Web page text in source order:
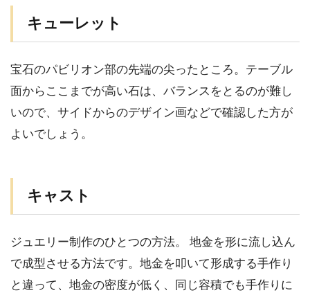
キューレット
宝石のパビリオン部の先端の尖ったところ。テーブル
面からここまでが高い石は、バランスをとるのが難し
いので、サイドからのデザイン画などで確認した方が
よいでしょう。
キャスト
ジュエリー制作のひとつの方法。 地金を形に流し込ん
で成型させる方法です。地金を叩いて形成する手作り
と違って、地金の密度が低く、同じ容積でも手作りに